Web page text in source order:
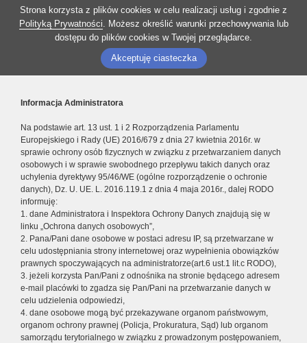
Strona korzysta z plików cookies w celu realizacji usług i zgodnie z
Polityką Prywatności. Możesz określić warunki przechowywania lub
dostępu do plików cookies w Twojej przeglądarce.
Akceptuję ciasteczka
Informacja Administratora
Na podstawie art. 13 ust. 1 i 2 Rozporządzenia Parlamentu
Europejskiego i Rady (UE) 2016/679 z dnia 27 kwietnia 2016r. w
sprawie ochrony osób fizycznych w związku z przetwarzaniem danych
osobowych i w sprawie swobodnego przepływu takich danych oraz
uchylenia dyrektywy 95/46/WE (ogólne rozporządzenie o ochronie
danych), Dz. U. UE. L. 2016.119.1 z dnia 4 maja 2016r., dalej RODO
informuję:
1. dane Administratora i Inspektora Ochrony Danych znajdują się w
linku „Ochrona danych osobowych”,
2. Pana/Pani dane osobowe w postaci adresu IP, są przetwarzane w
celu udostępniania strony internetowej oraz wypełnienia obowiązków
prawnych spoczywających na administratorze(art.6 ust.1 lit.c RODO),
3. jeżeli korzysta Pan/Pani z odnośnika na stronie będącego adresem
e-mail placówki to zgadza się Pan/Pani na przetwarzanie danych w
celu udzielenia odpowiedzi,
4. dane osobowe mogą być przekazywane organom państwowym,
organom ochrony prawnej (Policja, Prokuratura, Sąd) lub organom
samorządu terytorialnego w związku z prowadzonym postępowaniem,